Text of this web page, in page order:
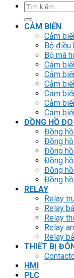
Tìm
kiếm:
CẢM BIẾN
Cảm
Bộ điều
Bộ mã
Cảm
Cảm
Cảm
Cảm
Cảm
Cảm
ĐỒNG HỒ ĐO
Đồng
Đồng
Đồng
Đồng
Đồng
Đồng
RELAY
Relay
Relay
Relay
Relay
Relay
THIẾT BỊ
HMI
PLC